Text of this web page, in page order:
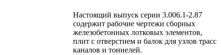
Настоящий выпуск серии 3.006.1-2.87
содержит рабочие чертежи сборных
железобетонных лотковых элементов,
плит с отверстием и балок для узлов трасс
каналов и тоннелей.